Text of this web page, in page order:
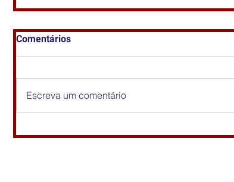
Comentários
Escreva um comentário